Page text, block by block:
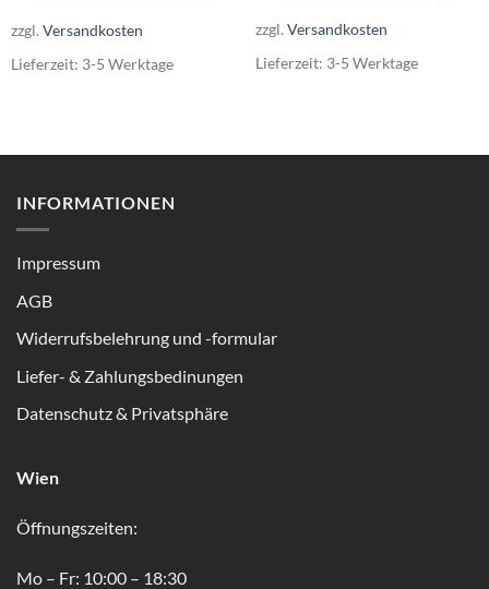
zzgl. Versandkosten
Lieferzeit: 3-5 Werktage
zzgl. Versandkosten
Lieferzeit: 3-5 Werktage
INFORMATIONEN
Impressum
AGB
Widerrufsbelehrung und -formular
Liefer- & Zahlungsbedinungen
Datenschutz & Privatsphäre
Wien
Öffnungszeiten:
Mo – Fr: 10:00 – 18:30